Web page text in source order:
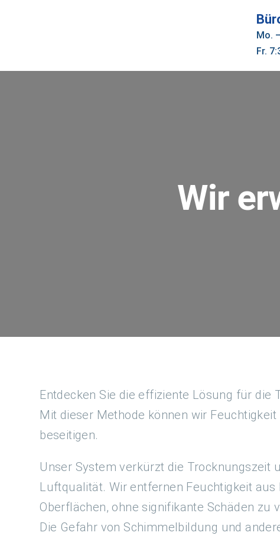
Mo.
Fr.
Wir
Entdecken Sie die effiziente Lösung für die
Mit dieser Methode können wir
beseitigen.
Unser System verkürzt die Trocknungszeit
Luftqualität. Wir entfernen Feuchtigkeit aus
Oberflächen, ohne signifikante Schäden zu
Die Gefahr von Schimmelbildung und